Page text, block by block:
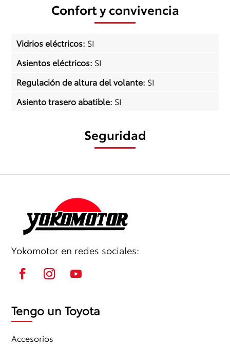
Confort y convivencia
Vidrios eléctricos: SI
Asientos eléctricos: SI
Regulación de altura del volante: SI
Asiento trasero abatible: SI
Seguridad
Yokomotor en redes sociales:
Tengo un Toyota
Accesorios